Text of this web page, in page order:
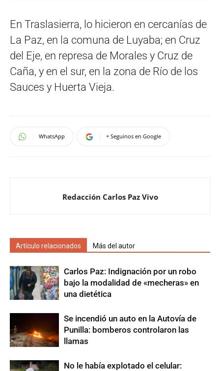
En Traslasierra, lo hicieron en cercanías de
La Paz, en la comuna de Luyaba; en Cruz
del Eje, en represa de Morales y Cruz de
Caña, y en el sur, en la zona de Río de los
Sauces y Huerta Vieja.
WhatsApp + Seguinos en Google
Redacción Carlos Paz Vivo
Artículo relacionados Más del autor
Carlos Paz: Indignación por un robo
bajo la modalidad de «mecheras» en
una dietética
Se incendió un auto en la Autovía de
Punilla: bomberos controlaron las
llamas
No le había explotado el celular: